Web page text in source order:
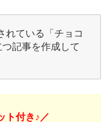
れている「チョコ
記事を作成して
ト付き♪／